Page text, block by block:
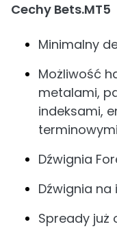
Cechy Bets.MT5
Minimalny
Możliwość
metalami,
indeksami,
Dźwignia
Dźwignia na
Spready już